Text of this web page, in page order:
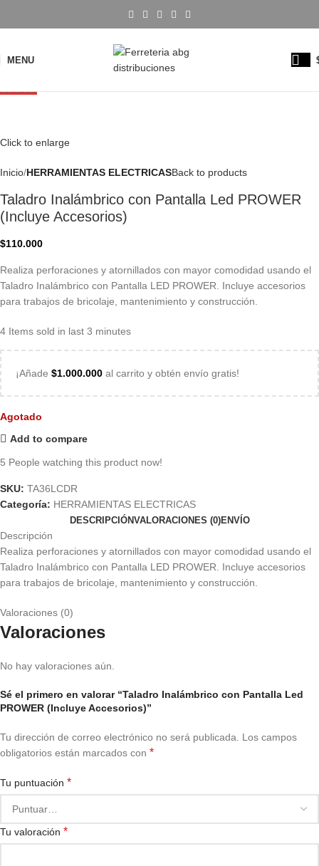
MENU
Sold out
Click to enlarge
Inicio HERRAMIENTAS ELECTRICASBack to products
Taladro Inalámbrico con Pantalla Led PROWER
(Incluye Accesorios)
$110.000
Realiza perforaciones y atornillados con mayor comodidad usando el
Taladro Inalámbrico con Pantalla LED PROWER. Incluye accesorios
para trabajos de bricolaje, mantenimiento y construcción.
4 Items sold in last 3 minutes
¡Añade $1.000.000 al carrito y obtén envío gratis!
Agotado
Add to compare
5 People watching this product now!
SKU: TA36LCDR
Categoría: HERRAMIENTAS ELECTRICAS
DESCRIPCIÓNVALORACIONES (0)ENVÍO
Descripción
Realiza perforaciones y atornillados con mayor comodidad usando el
Taladro Inalámbrico con Pantalla LED PROWER. Incluye accesorios
para trabajos de bricolaje, mantenimiento y construcción.
Valoraciones (0)
Valoraciones
No hay valoraciones aún.
Sé el primero en valorar “Taladro Inalámbrico con Pantalla Led
PROWER (Incluye Accesorios)”
Tu dirección de correo electrónico no será publicada. Los campos
obligatorios están marcados con *
Tu puntuación *
Tu valoración *